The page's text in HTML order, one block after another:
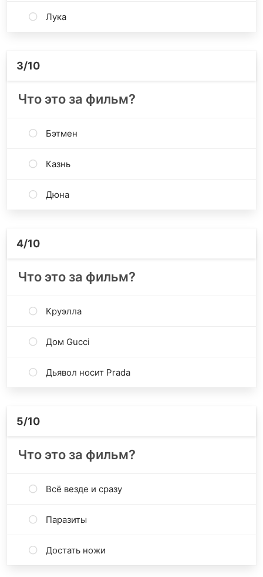
Лука
3/10
Что это за фильм?
Бэтмен
Казнь
Дюна
4/10
Что это за фильм?
Круэлла
Дом Gucci
Дьявол носит Prada
5/10
Что это за фильм?
Всё везде и сразу
Паразиты
Достать ножи